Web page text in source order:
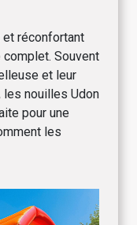
réconfortant
Souvent
et leur
nouilles Udon
pour une
les